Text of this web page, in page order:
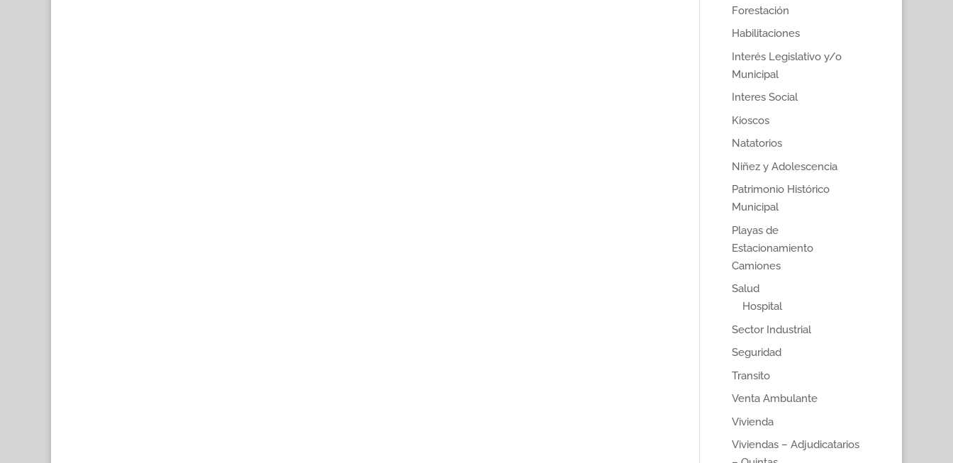
Forestación
Habilitaciones
Interés Legislativo y/o
Municipal
Interes Social
Kioscos
Natatorios
Niñez y Adolescencia
Patrimonio Histórico
Municipal
Playas de
Estacionamiento
Camiones
Salud
Hospital
Sector Industrial
Seguridad
Transito
Venta Ambulante
Vivienda
Viviendas – Adjudicatarios